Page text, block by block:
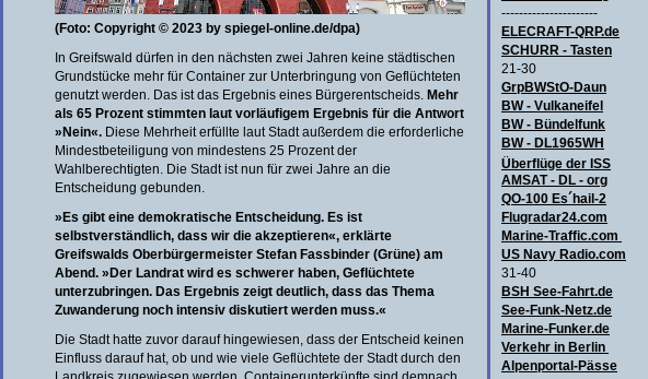
----------------------
ELECRAFT-QRP.de
SCHURR - Tasten
21-30
GrpBWStO-Daun
BW - Vulkaneifel
BW- Bündelfunk
BW - DL1965WH
Überflüge der ISS
AMSAT - DL - org
QO-100 Es´hail-2
Flugradar24.com
Marine-Traffic.com
US Navy Radio.com
31-40
BSH See-Fahrt.de
See-Funk-Netz.de
Marine-Funker.de
Verkehr in Berlin
Alpenportal-Pässe
(Foto: Copyright © 2023 by spiegel-online.de/dpa)
In Greifswald dürfen in den nächsten zwei Jahren keine städtischen
Grundstücke mehr für Container zur Unterbringung von Geflüchteten
genutzt werden. Das ist das Ergebnis eines Bürgerentscheids. Mehr
als 65 Prozent stimmten laut vorläufigem Ergebnis für die Antwort
»Nein«. Diese Mehrheit erfüllte laut Stadt außerdem die erforderliche
Mindestbeteiligung von mindestens 25 Prozent der
Wahlberechtigten. Die Stadt ist nun für zwei Jahre an die
Entscheidung gebunden.
»Es gibt eine demokratische Entscheidung. Es ist
selbstverständlich, dass wir die akzeptieren«, erklärte
Greifswalds Oberbürgermeister Stefan Fassbinder (Grüne) am
Abend. »Der Landrat wird es schwerer haben, Geflüchtete
unterzubringen. Das Ergebnis zeigt deutlich, dass das Thema
Zuwanderung noch intensiv diskutiert werden muss.«
Die Stadt hatte zuvor darauf hingewiesen, dass der Entscheid keinen
Einfluss darauf hat, ob und wie viele Geflüchtete der Stadt durch den